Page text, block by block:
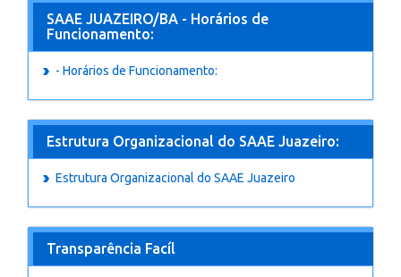
SAAE JUAZEIRO/BA - Horários de
Funcionamento:
- Horários de Funcionamento:
Estrutura Organizacional do SAAE Juazeiro:
Estrutura Organizacional do SAAE Juazeiro
Transparência Facíl